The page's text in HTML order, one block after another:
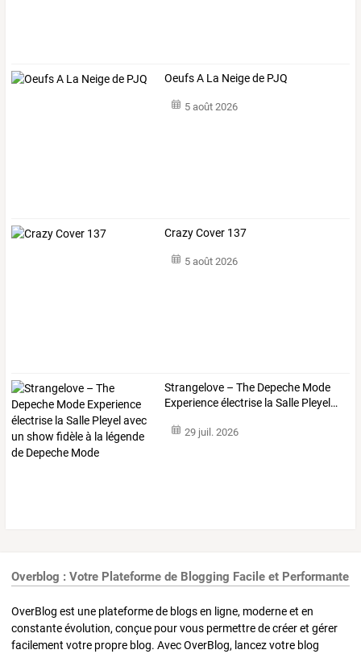
Oeufs A La Neige de PJQ
5 août 2026
Crazy Cover 137
5 août 2026
Strangelove – The Depeche Mode
Experienceélectrise la Salle Pleyel …
29 juil. 2026
Overblog : Votre Plateforme de Blogging Facile et Performante
OverBlog est une plateforme de blogs en ligne, moderne et en
constante évolution, conçue pour vous permettre de créer et gérer
facilement votre propre blog. Avec OverBlog, lancez votre blog